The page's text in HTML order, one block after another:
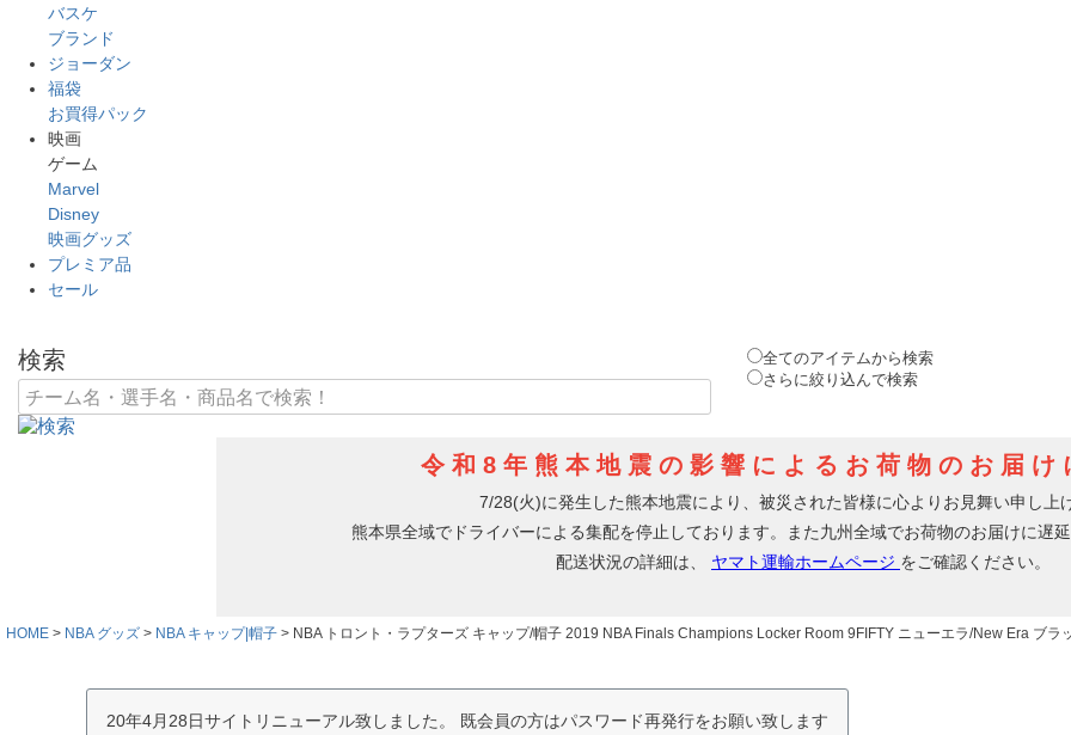
バスケ
ブランド
ジョーダン
福袋
お買得パック
映画
ゲーム
Marvel
Disney
映画グッズ
プレミア品
セール
検索
全てのアイテムから検索
さらに絞り込んで検索
HOME NBA グッズ NBA キャップ|帽子 NBA トロント・ラプターズ キャップ/帽子 2019 NBA Finals Champions Locker Room 9FIFTY ニューエラ/New Era ブラ
20年4月28日サイトリニューアル致しました。 既会員の方はパスワード再発行をお願い致します